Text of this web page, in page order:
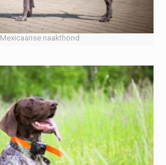
Mexicaanse naakthond